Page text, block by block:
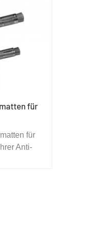
für
für
Anti-